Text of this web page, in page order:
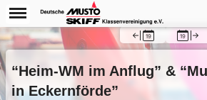
“Heim-WM im Anflug” &
in Eckernförde”